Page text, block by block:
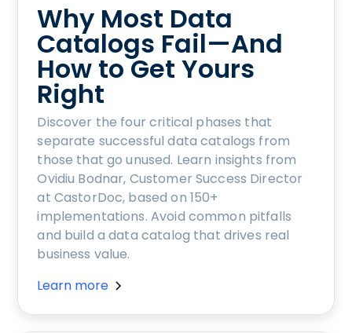
Why Most Data
Catalogs Fail—And
How to Get Yours
Right
Discover the four critical phases that
separate successful data catalogs from
those that go unused. Learn insights from
Ovidiu Bodnar, Customer Success Director
at CastorDoc, based on 150+
implementations. Avoid common pitfalls
and build a data catalog that drives real
business value.
Learn more